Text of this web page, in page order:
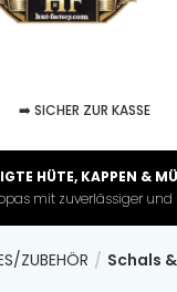
➡️ SICHER ZUR KASSE
HÜTE, KAPPEN &
mit zuverlässiger und
ZUBEHÖR Schals